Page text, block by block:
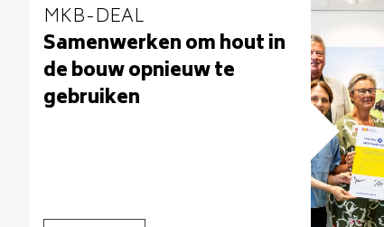
MKB-DEAL
Samenwerken om hout in
de bouw opnieuw te
gebruiken